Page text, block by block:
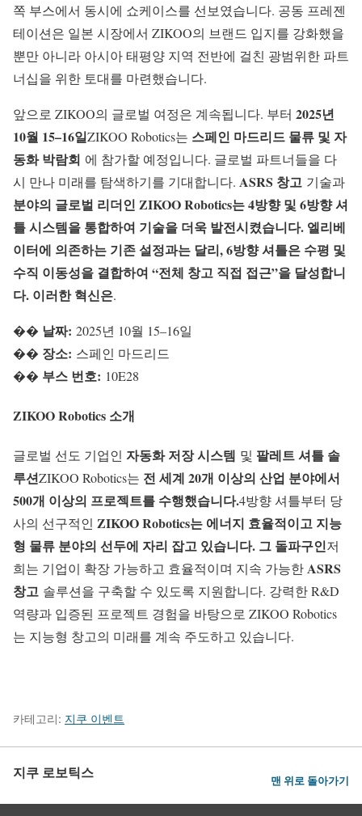
쪽 부스에서 동시에 쇼케이스를 선보였습니다. 공동 프레젠
테이션은 일본 시장에서 ZIKOO의 브랜드 입지를 강화했을
뿐만 아니라 아시아 태평양 지역 전반에 걸친 광범위한 파트
너십을 위한 토대를 마련했습니다.
앞으로 ZIKOO의 글로벌 여정은 계속됩니다. 부터 2025년
10월 15–16일ZIKOO Robotics는 스페인 마드리드 물류 및 자
동화 박람회 에 참가할 예정입니다. 글로벌 파트너들을 다
시 만나 미래를 탐색하기를 기대합니다. ASRS 창고 기술과
분야의 글로벌 리더인 ZIKOO Robotics는 4방향 및 6방향 셔
틀 시스템을 통합하여 기술을 더욱 발전시켰습니다. 엘리베
이터에 의존하는 기존 설정과는 달리, 6방향 셔틀은 수평 및
수직 이동성을 결합하여 “전체 창고 직접 접근”을 달성합니
다. 이러한 혁신은.
�� 날짜: 2025년 10월 15–16일
�� 장소: 스페인 마드리드
�� 부스 번호: 10E28
ZIKOO Robotics 소개
글로벌 선도 기업인 자동화 저장 시스템 및 팔레트 셔틀 솔
루션ZIKOO Robotics는 전 세계 20개 이상의 산업 분야에서
500개 이상의 프로젝트를 수행했습니다.4방향 셔틀부터 당
사의 선구적인 ZIKOO Robotics는 에너지 효율적이고 지능
형 물류 분야의 선두에 자리 잡고 있습니다. 그 돌파구인저
희는 기업이 확장 가능하고 효율적이며 지속 가능한ASRS
창고 솔루션을 구축할 수 있도록 지원합니다. 강력한 R&D
역량과 입증된 프로젝트 경험을 바탕으로 ZIKOO Robotics
는 지능형 창고의 미래를 계속 주도하고 있습니다.
카테고리: 지쿠 이벤트
지쿠 로보틱스 맨 위로 돌아가기